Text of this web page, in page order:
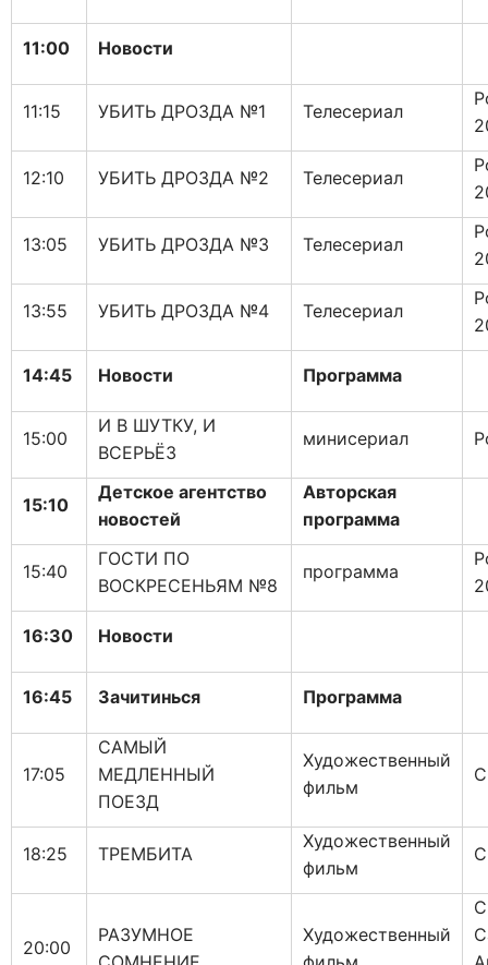
11:00 Новости
11:15 УБИТЬ ДРОЗДА №1 Телесериал
12:10 УБИТЬ ДРОЗДА №2 Телесериал
13:05 УБИТЬ ДРОЗДА №3 Телесериал
13:55 УБИТЬ ДРОЗДА №4 Телесериал
14:45 Новости Программа
15:00
И В ШУТКУ, И
ВСЕРЬЁЗ
минисериал
15:10
Детское агентство
новостей
Авторская
программа
15:40
ГОСТИ ПО
ВОСКРЕСЕНЬЯМ №8
программа
16:30 Новости
16:45 Зачитинься Программа
17:05
САМЫЙ
МЕДЛЕННЫЙ
ПОЕЗД
Художественный
фильм
18:25 ТРЕМБИТА
Художественный
фильм
20:00
РАЗУМНОЕ
Художественный